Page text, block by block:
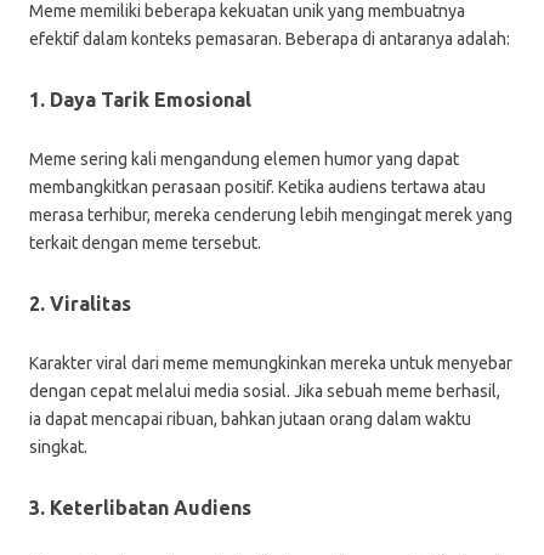
Meme memiliki beberapa kekuatan unik yang membuatnya
efektif dalam konteks pemasaran. Beberapa di antaranya adalah:
1. Daya Tarik Emosional
Meme sering kali mengandung elemen humor yang dapat
membangkitkan perasaan positif. Ketika audiens tertawa atau
merasa terhibur, mereka cenderung lebih mengingat merek yang
terkait dengan meme tersebut.
2. Viralitas
Karakter viral dari meme memungkinkan mereka untuk menyebar
dengan cepat melalui media sosial. Jika sebuah meme berhasil,
ia dapat mencapai ribuan, bahkan jutaan orang dalam waktu
singkat.
3. Keterlibatan Audiens